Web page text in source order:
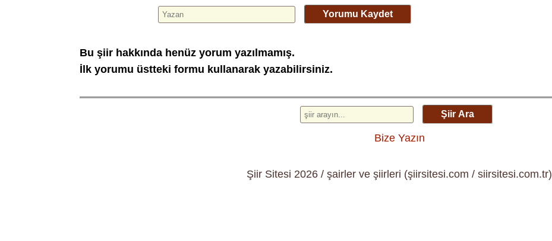
Yorumu Kaydet
Bu şiir hakkında henüz yorum yazılmamış.
İlk yorumu üstteki formu kullanarak yazabilirsiniz.
Şiir Ara
Bize Yazın
Şiir Sitesi 2026 / şairler ve şiirleri (şiirsitesi.com / siirsitesi.com.tr)